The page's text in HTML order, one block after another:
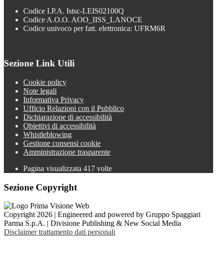
Codice I.P.A. Istsc-LEIS02100Q
Codice A.O.O. AOO_IISS_LANOCE
Codice univoco per fatt. elettronica: UFRM6R
Sezione Link Utili
Cookie policy
Note legali
Informativa Privacy
Ufficio Relazioni con il Pubblico
Dichiarazione di accessibilità
Obiettivi di accessibilità
Whistleblowing
Gestione consensi cookie
Amministrazione trasparente
Pagina visualizzata 417 volte
Sezione Copyright
Copyright 2026 | Engineered and powered by Gruppo Spaggiari
Parma S.p.A. | Divisione Publishing & New Social Media
Disclaimer trattamento dati personali